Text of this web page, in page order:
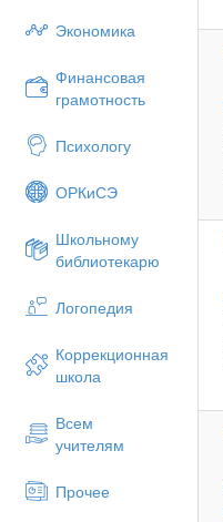
Экономика
Финансовая
грамотность
Психологу
ОРКиСЭ
Школьному
библиотекарю
Логопедия
Коррекционная
школа
Всем
учителям
Прочее